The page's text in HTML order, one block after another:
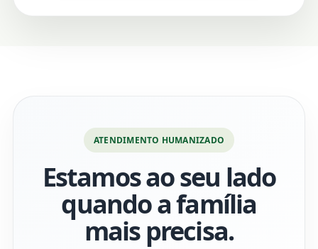
ATENDIMENTO HUMANIZADO
Estamos ao seu lado
quando a família
mais precisa.